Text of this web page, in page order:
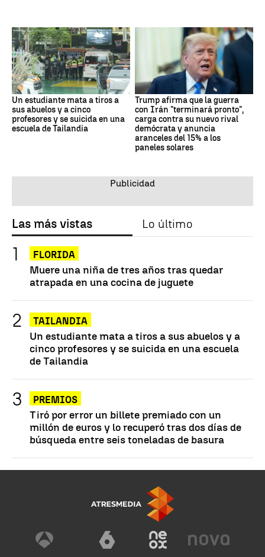
Un estudiante mata a tiros a
sus abuelos y a cinco
profesores y se suicida en una
escuela de Tailandia
Trump afirma que la guerra
con Irán "terminará pronto",
carga contra su nuevo rival
demócrata y anuncia
aranceles del 15% a los
paneles solares
Las más vistas Lo último
FLORIDA
Muere una niña de tres años tras quedar
atrapada en una cocina de juguete
TAILANDIA
Un estudiante mata a tiros a sus abuelos y a
cinco profesores y se suicida en una escuela
de Tailandia
PREMIOS
Tiró por error un billete premiado con un
millón de euros y lo recuperó tras dos días de
búsqueda entre seis toneladas de basura